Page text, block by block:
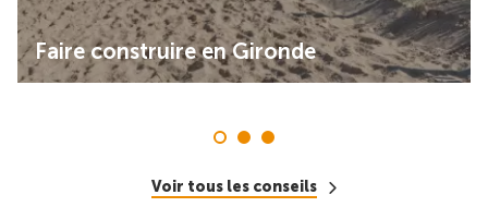
Faire construire en Gironde
Voir tous les conseils